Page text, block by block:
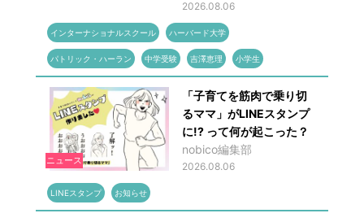
2026.08.06
インターナショナルスクール ハーバード大学
パトリック・ハーラン 中学受験 吉澤恵理 小学生
ニュース
「子育てを筋肉で乗り切
るママ」がLINEスタンプ
に!? って何が起こった？
nobico編集部
2026.08.06
LINEスタンプ お知らせ